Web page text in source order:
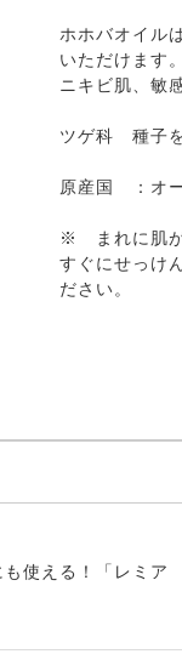
ホホバオイル
いただけます。
ニキビ肌、敏
ツゲ科 種子
原産国 ：オ
※ まれに肌が
すぐにせっけ
ださい。
使える！「レミ